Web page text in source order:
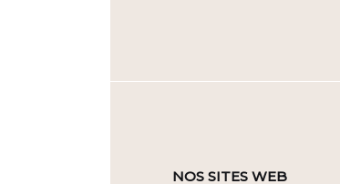
NOS SITES WEB